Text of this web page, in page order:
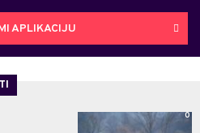
APLIKACIJU
0